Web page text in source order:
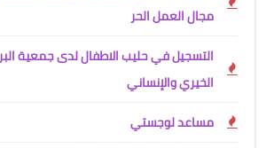
مجال العمل الحر
التسجيل في حليب الاطفال لدى جمعية
الخيري والإنساني
مساعد لوجستي